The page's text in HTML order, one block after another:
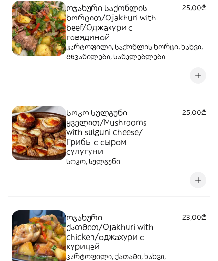
ოჯახური საქონლის
ხორცით/Ojakhuri with
beef/Оджахури с
говядиной
25,00₾
კარტოფილი, საქონლის ხორცი, ხახვი,
მწვანილები, სანელებლები
სოკო სულგუნი
ყველით/Mushrooms
with sulguni cheese/
Грибы с сыром
сулугуни
25,00₾
სოკო, სულგუნი
ოჯახური
ქათმით/Ojakhuri with
chicken/оджахури с
курицей
23,00₾
კარტოფილი, ქათამი, ხახვი,